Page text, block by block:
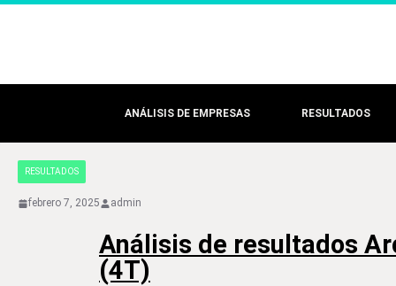
ANÁLISIS DE EMPRESAS RESULTADOS
RESULTADOS
febrero 7, 2025 admin
Análisis de resultados
(4T)